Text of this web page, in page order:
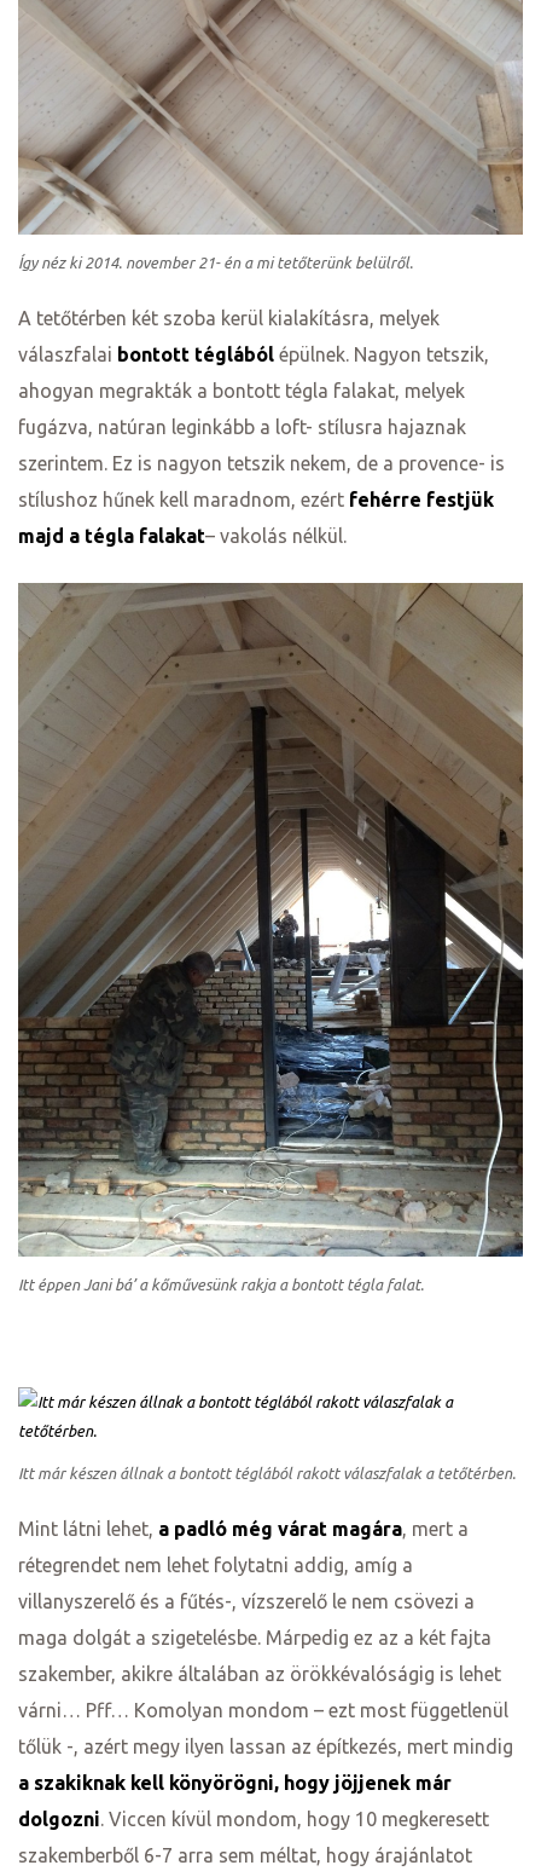
Így néz ki 2014. november 21- én a mi tetőterünk belülről.
A tetőtérben két szoba kerül kialakításra, melyek
válaszfalai bontott téglából épülnek. Nagyon tetszik,
ahogyan megrakták a bontott tégla falakat, melyek
fugázva, natúran leginkább a loft- stílusra hajaznak
szerintem. Ez is nagyon tetszik nekem, de a provence- is
stílushoz hűnek kell maradnom, ezért fehérre festjük
majd a tégla falakat– vakolás nélkül.
Itt éppen Jani bá’ a kőművesünk rakja a bontott tégla falat.
Itt már készen állnak a bontott téglából rakott válaszfalak a tetőtérben.
Mint látni lehet, a padló még várat magára, mert a
rétegrendet nem lehet folytatni addig, amíg a
villanyszerelő és a fűtés-, vízszerelő le nem csövezi a
maga dolgát a szigetelésbe. Márpedig ez az a két fajta
szakember, akikre általában az örökkévalóságig is lehet
várni… Pff… Komolyan mondom – ezt most függetlenül
tőlük -, azért megy ilyen lassan az építkezés, mert mindig
a szakiknak kell könyörögni, hogy jöjjenek már
dolgozni. Viccen kívül mondom, hogy 10 megkeresett
szakemberből 6-7 arra sem méltat, hogy árajánlatot
2020